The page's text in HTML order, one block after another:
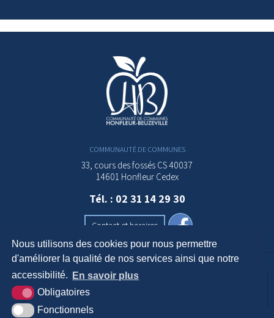
Nous utilisons des cookies pour nous permettre
d'améliorer la qualité de nos services ainsi que notre
accessibilité.
En savoir plus
Obligatoires
Fonctionnels
COMMUNAUTÉ DE COMMUNES
33, cours des fossés CS 40037
14601 Honfleur Cedex
Tél. : 02 31 14 29 30
Contact et horaires
Plan du
site
Mentions
légales